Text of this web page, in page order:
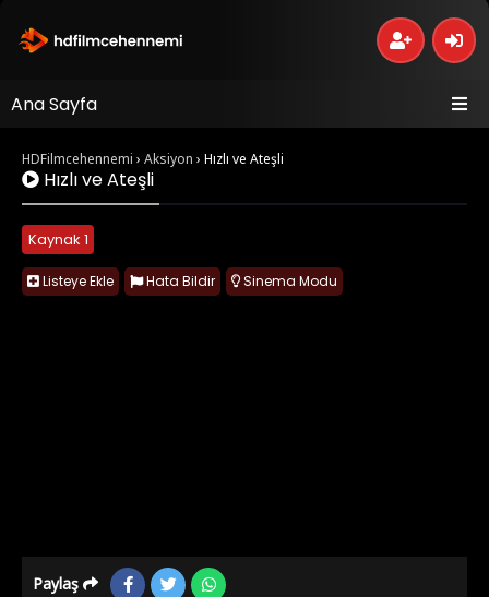
Ana Sayfa
HDFilmcehennemi › Aksiyon › Hızlı ve Ateşli
Hızlı ve Ateşli
Kaynak 1
Listeye Ekle Hata Bildir Sinema Modu
Paylaş